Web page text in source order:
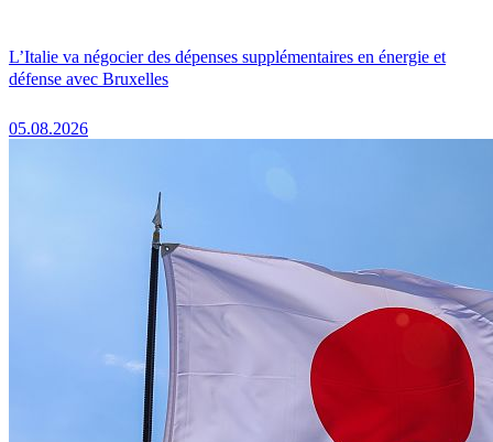
L’Italie va négocier des dépenses supplémentaires en énergie et
défense avec Bruxelles
05.08.2026